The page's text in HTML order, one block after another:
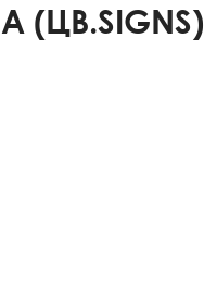
(ЦВ.SIGNS)